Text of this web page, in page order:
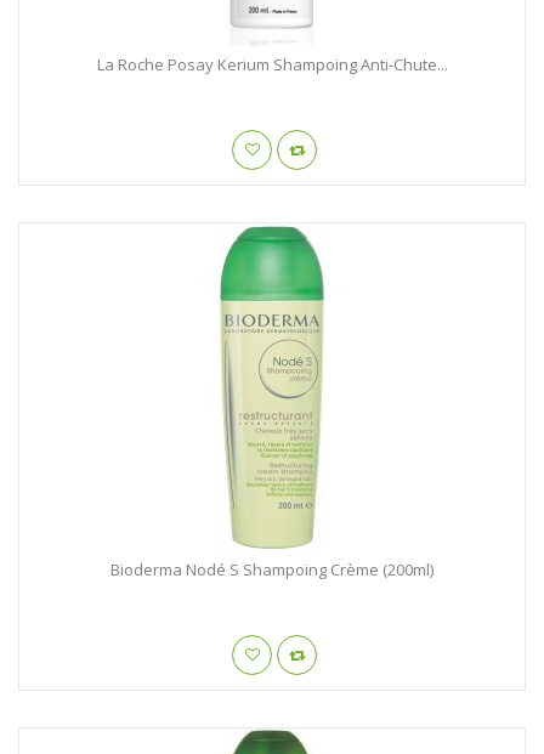
La Roche Posay Kerium Shampoing Anti-Chute...
Bioderma Nodé S Shampoing Crème (200ml)